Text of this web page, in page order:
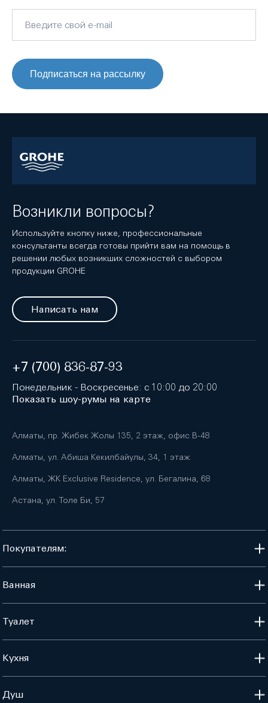
Подписаться на рассылку
Возникли вопросы?
Используйте кнопку ниже, профессиональные
консультанты всегда готовы прийти вам на помощь в
решении любых возникших сложностей с выбором
продукции GROHE
Написать нам
+7 (700) 836-87-93
Понедельник - Воскресенье: с 10:00 до 20:00
Показать шоу-румы на карте
Алматы, пр. Жибек Жолы 135, 2 этаж, офис B-48
Алматы, ул. Абиша Кекилбайулы, 34, 1 этаж
Алматы, ЖК Exclusive Residence, ул. Бегалина, 68
Астана, ул. Толе Би, 57
Покупателям:
Ванная
Туалет
Кухня
Душ